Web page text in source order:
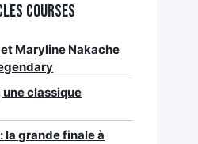
Courses
Maryline Nakache
une classique
la grande finale à